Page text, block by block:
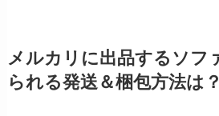
メルカリに出品するソフ
られる発送＆梱包方法は？